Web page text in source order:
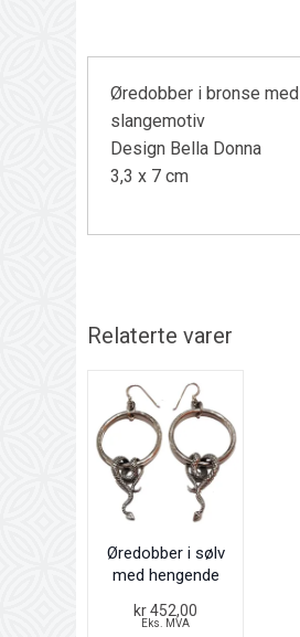
Øredobber i bronse med
slangemotiv
Design Bella Donna
3,3 x 7 cm
Relaterte varer
Øredobber i sølv
med hengende
kr 452,00
Eks. MVA